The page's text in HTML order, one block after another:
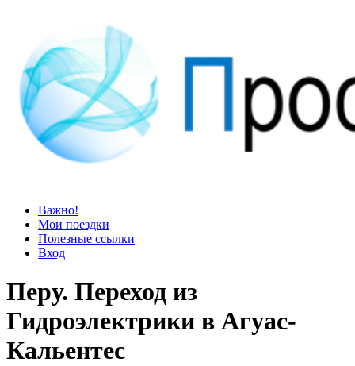
Просто блог
Мир удивительней, чем кажется
Важно!
Мои поездки
Полезные ссылки
Вход
Перу. Переход из
Гидроэлектрики в Агуас-
Кальентес